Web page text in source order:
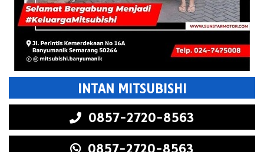
INTAN MITSUBISHI
0857-2720-8563
0857-2720-8563